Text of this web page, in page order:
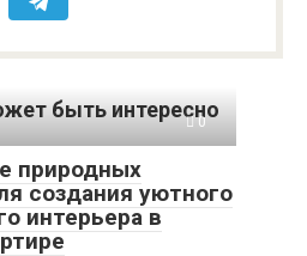
быть интересно
0
природных
создания уютного
интерьера в